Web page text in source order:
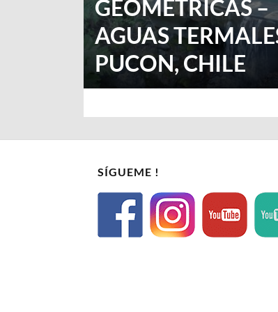
GEOMETRICAS –
AGUAS
PUCON, CHILE
SÍGUEME !